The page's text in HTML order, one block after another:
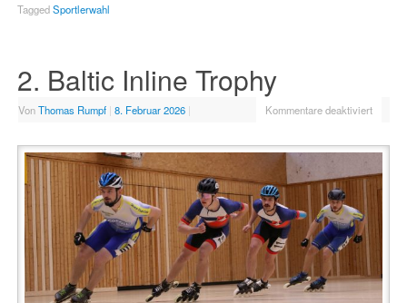
TaggedSportlerwahl
2. Baltic Inline Trophy
VonThomas Rumpf | 8. Februar 2026 | Kommentare deaktiviert